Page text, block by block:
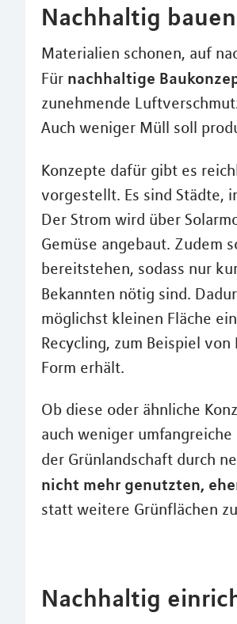
Nachhaltig
Materialien schonen, auf
Für nachhaltige
zunehmende
Auch weniger Müll soll
Konzepte dafür gibt es
vorgestellt. Es sind Städte,
Der Strom wird über
Gemüse angebaut. Zudem
bereitstehen, sodass nur
Bekannten nötig sind.
möglichst kleinen Fläche
Recycling, zum Beispiel
Form erhält.
Ob diese oder ähnliche
auch weniger
der Grünlandschaft durch
nicht mehr genutzten,
statt weitere Grünflächen
Nachhaltig